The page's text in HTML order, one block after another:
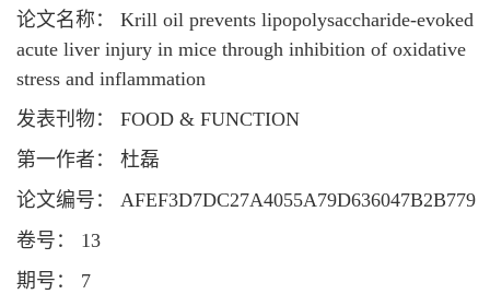
论文名称： Krill oil prevents lipopolysaccharide-evoked
acute liver injury in mice through inhibition of oxidative
stress and inflammation
发表刊物： FOOD & FUNCTION
第一作者： 杜磊
论文编号： AFEF3D7DC27A4055A79D636047B2B779
卷号： 13
期号： 7